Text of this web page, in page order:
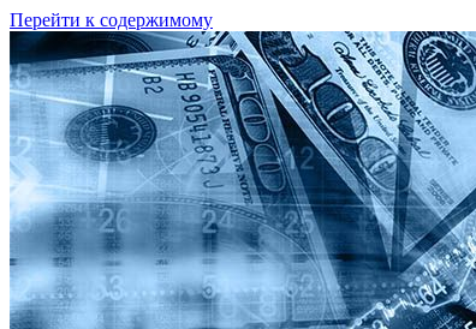
Перейти к содержимому